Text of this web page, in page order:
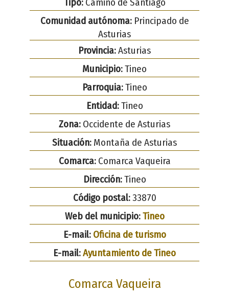
Comunidad autónoma:Principado de
Asturias
Provincia:Asturias
Municipio:Tineo
Parroquia:Tineo
Entidad:Tineo
Zona: Occidente de Asturias
Situación: Montaña de Asturias
Comarca:Comarca Vaqueira
Dirección:Tineo
Código postal:33870
Web del municipio:Tineo
E-mail: Oficina de turismo
E-mail:Ayuntamiento de Tineo
Comarca Vaqueira